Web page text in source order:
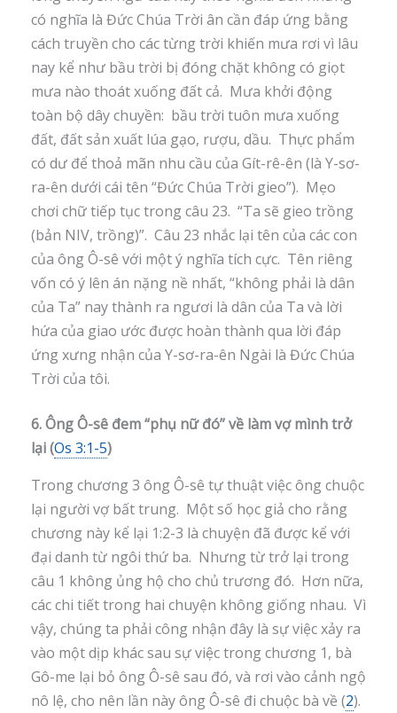
có nghĩa là Đức Chúa Trời ân cần đáp ứng bằng
cách truyền cho các từng trời khiến mưa rơi vì lâu
nay kể như bầu trời bị đóng chặt không có giọt
mưa nào thoát xuống đất cả. Mưa khởi động
toàn bộ dây chuyền: bầu trời tuôn mưa xuống
đất, đất sản xuất lúa gạo, rượu, dầu. Thực phẩm
có dư để thoả mãn nhu cầu của Gít-rê-ên (là Y-sơ-
ra-ên dưới cái tên “Đức Chúa Trời gieo”). Mẹo
chơi chữ tiếp tục trong câu 23. “Ta sẽ gieo trồng
(bản NIV, trồng)”. Câu 23 nhắc lại tên của các con
của ông Ô-sê với một ý nghĩa tích cực. Tên riêng
vốn có ý lên án nặng nề nhất, “không phải là dân
của Ta” nay thành ra ngươi là dân của Ta và lời
hứa của giao ước được hoàn thành qua lời đáp
ứng xưng nhận của Y-sơ-ra-ên Ngài là Đức Chúa
Trời của tôi.
6. Ông Ô-sê đem “phụ nữ đó” về làm vợ mình trở
lại (Os 3:1-5)
Trong chương 3 ông Ô-sê tự thuật việc ông chuộc
lại người vợ bất trung. Một số học giả cho rằng
chương này kể lại 1:2-3 là chuyện đã được kể với
đại danh từ ngôi thứ ba. Nhưng từ trở lại trong
câu 1 không ủng hộ cho chủ trương đó. Hơn nữa,
các chi tiết trong hai chuyện không giống nhau. Vì
vậy, chúng ta phải công nhận đây là sự việc xảy ra
vào một dịp khác sau sự việc trong chương 1, bà
Gô-me lại bỏ ông Ô-sê sau đó, và rơi vào cảnh ngộ
nô lệ, cho nên lần này ông Ô-sê đi chuộc bà về (2).